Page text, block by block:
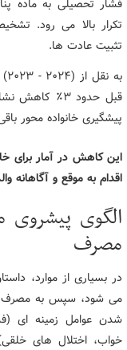
فشار تحصیلی به ماده
تکرار بالا می رود.
تثبیت عادت ها.
قبل حدود ۳٪
پیشگیری خانواده محور
این کاهش در آمار برای
اقدام به موقع و آگاهانه
الگوی پیشروی
مصرف
در بسیاری از موارد،
می شود، سپس به مصرف
شدن عوامل زمینه ای
خواب، اختلال های